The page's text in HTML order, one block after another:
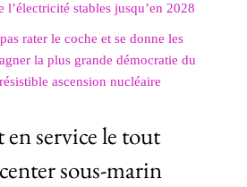
l’électricité stables jusqu’en 2028
rater le coche et se donne les
la plus grande démocratie du
ascension nucléaire
service le tout
sous-marin